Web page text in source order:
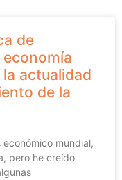
de
actualidad
de la
mundial,
pero he creído